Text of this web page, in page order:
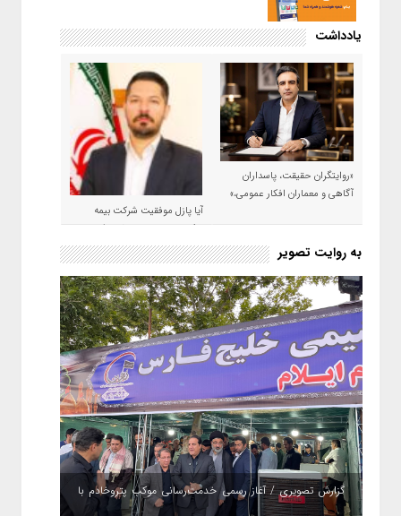
یادداشت
«روایتگران حقیقت، پاسداران
آگاهی و معماران افکار عمومی،»
آیا پازل موفقیت شرکت بیمه
حکمت صبا در سال ۱۴۰۵ کامل می
شود؟!
به روایت تصویر
گزارش تصویری / آغاز رسمی خدمت‌رسانی موکب پتروخادم با